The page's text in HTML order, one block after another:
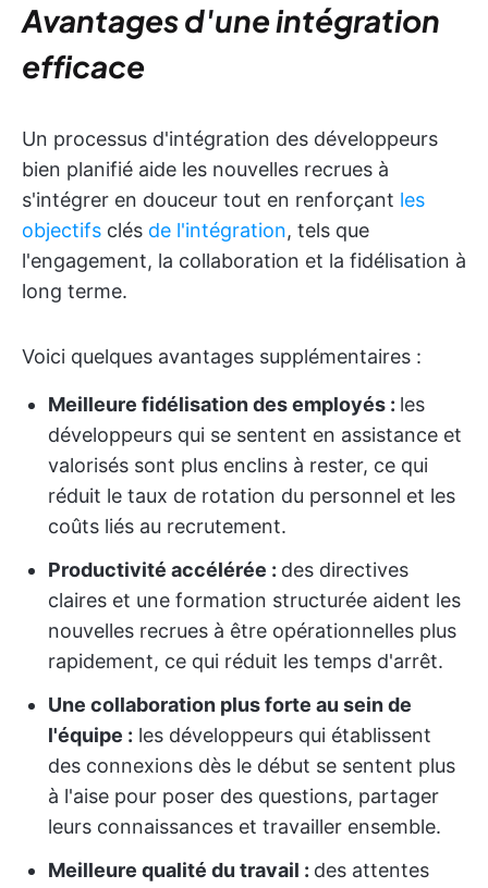
Avantages d'une intégration
efficace
Un processus d'intégration des développeurs
bien planifié aide les nouvelles recrues à
s'intégrer en douceur tout en renforçant les
objectifs clés de l'intégration, tels que
l'engagement, la collaboration et la fidélisation à
long terme.
Voici quelques avantages supplémentaires :
Meilleure fidélisation des employés : les
développeurs qui se sentent en assistance et
valorisés sont plus enclins à rester, ce qui
réduit le taux de rotation du personnel et les
coûts liés au recrutement.
Productivité accélérée : des directives
claires et une formation structurée aident les
nouvelles recrues à être opérationnelles plus
rapidement, ce qui réduit les temps d'arrêt.
Une collaboration plus forte au sein de
l'équipe : les développeurs qui établissent
des connexions dès le début se sentent plus
à l'aise pour poser des questions, partager
leurs connaissances et travailler ensemble.
Meilleure qualité du travail : des attentes